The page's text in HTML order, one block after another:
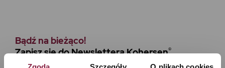
Bądź na bieżąco!
Zapisz się do Newslettera Kohersen®